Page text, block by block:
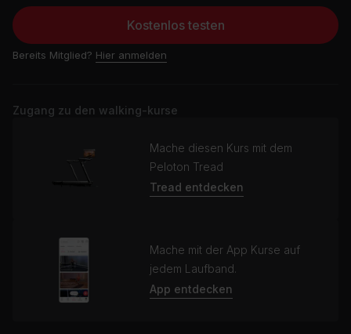
Kostenlos testen
Bereits Mitglied? Hier anmelden
Zugang zu den walking-kurse
Mache diesen Kurs mit dem
Peloton Tread
Tread entdecken
Mache mit der App Kurse auf
jedem Laufband.
App entdecken